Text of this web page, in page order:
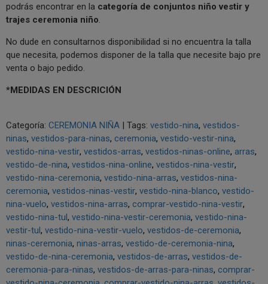
podrás encontrar en la categoría de conjuntos niño vestir y
trajes ceremonia niño
No dude en consultarnos disponibilidad si no encuentra la talla
que necesita, podemos disponer de la talla que necesite bajo pre
venta o bajo pedido.
*MEDIDAS EN DESCRICIÓN
Categoría: CEREMONIA NIÑA | Tags: vestido-nina vestidos-
ninas vestidos-para-ninas ceremonia vestido-vestir-nina
vestido-nina-vestir vestidos-arras vestidos-ninas-online arras
vestido-de-nina vestidos-nina-online vestidos-nina-vestir
vestido-nina-ceremonia vestido-nina-arras vestidos-nina-
ceremonia vestidos-ninas-vestir vestido-nina-blanco vestido-
nina-vuelo vestidos-nina-arras comprar-vestido-nina-vestir
vestido-nina-tul vestido-nina-vestir-ceremonia vestido-nina-
vestir-tul vestido-nina-vestir-vuelo vestidos-de-ceremonia
ninas-ceremonia ninas-arras vestido-de-ceremonia-nina
vestido-de-nina-ceremonia vestidos-de-arras vestidos-de-
ceremonia-para-ninas vestidos-de-arras-para-ninas comprar-